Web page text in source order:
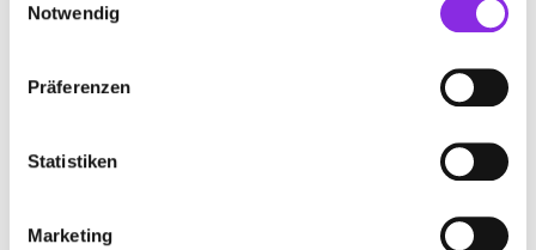
Notwendig
Präferenzen
Statistiken
Marketing
+49754134421